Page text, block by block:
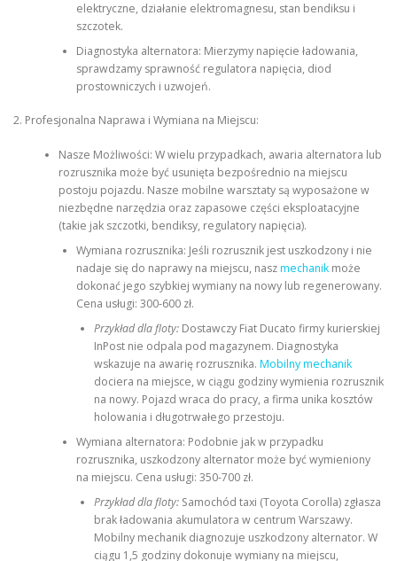
elektryczne, działanie elektromagnesu, stan bendiksu i
szczotek.
Diagnostyka alternatora: Mierzymy napięcie ładowania,
sprawdzamy sprawność regulatora napięcia, diod
prostowniczych i uzwojeń.
2. Profesjonalna Naprawa i Wymiana na Miejscu:
Nasze Możliwości: W wielu przypadkach, awaria alternatora lub
rozrusznika może być usunięta bezpośrednio na miejscu
postoju pojazdu. Nasze mobilne warsztaty są wyposażone w
niezbędne narzędzia oraz zapasowe części eksploatacyjne
(takie jak szczotki, bendiksy, regulatory napięcia).
Wymiana rozrusznika: Jeśli rozrusznik jest uszkodzony i nie
nadaje się do naprawy na miejscu, naszmechanikmoże
dokonać jego szybkiej wymiany na nowy lub regenerowany.
Cena usługi: 300-600 zł.
Przykład dla floty:Dostawczy Fiat Ducato firmy kurierskiej
InPost nie odpala pod magazynem. Diagnostyka
wskazuje na awarię rozrusznika. Mobilny mechanik
dociera na miejsce, w ciągu godziny wymienia rozrusznik
na nowy. Pojazd wraca do pracy, a firma unika kosztów
holowania i długotrwałego przestoju.
Wymiana alternatora: Podobnie jak w przypadku
rozrusznika, uszkodzony alternator może być wymieniony
na miejscu. Cena usługi: 350-700 zł.
Przykład dla floty:Samochód taxi (Toyota Corolla) zgłasza
brak ładowania akumulatora w centrum Warszawy.
Mobilny mechanik diagnozuje uszkodzony alternator. W
ciągu 1,5 godziny dokonuje wymiany na miejscu,